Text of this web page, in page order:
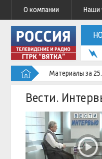
О компании Наши
Материалы за
Вести.